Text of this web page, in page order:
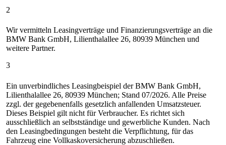
2
Wir vermitteln Leasingverträge und Finanzierungsverträge an die
BMW Bank GmbH, Lilienthalallee 26, 80939 München und
weitere Partner.
3
Ein unverbindliches Leasingbeispiel der BMW Bank GmbH,
Lilienthalallee 26, 80939 München; Stand 07/2026. Alle Preise
zzgl. der gegebenenfalls gesetzlich anfallenden Umsatzsteuer.
Dieses Beispiel gilt nicht für Verbraucher. Es richtet sich
ausschließlich an selbstständige und gewerbliche Kunden. Nach
den Leasingbedingungen besteht die Verpflichtung, für das
Fahrzeug eine Vollkaskoversicherung abzuschließen.